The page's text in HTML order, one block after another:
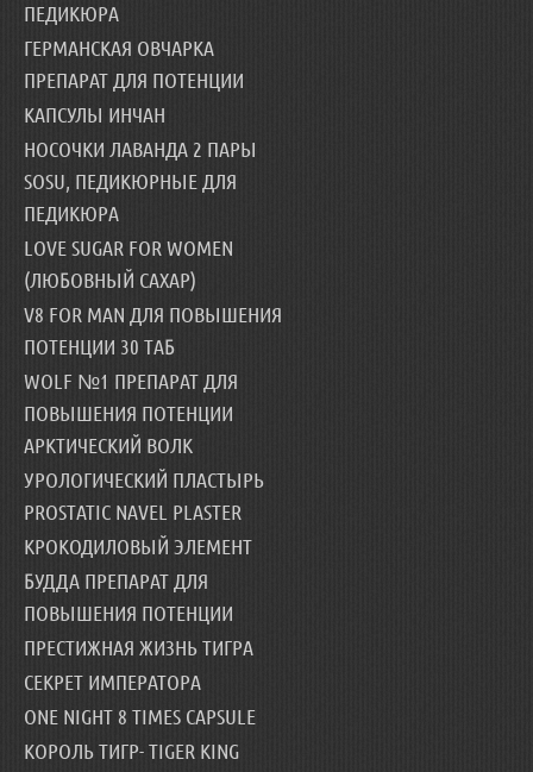
ПЕДИКЮРА
ГЕРМАНСКАЯ ОВЧАРКА
ПРЕПАРАТ ДЛЯ ПОТЕНЦИИ
КАПСУЛЫ ИНЧАН
НОСОЧКИ ЛАВАНДА 2 ПАРЫ
SOSU, ПЕДИКЮРНЫЕ ДЛЯ
ПЕДИКЮРА
LOVE SUGAR FOR WOMEN
(ЛЮБОВНЫЙ САХАР)
V8 FOR MAN ДЛЯ ПОВЫШЕНИЯ
ПОТЕНЦИИ 30 ТАБ
WOLF №1 ПРЕПАРАТ ДЛЯ
ПОВЫШЕНИЯ ПОТЕНЦИИ
АРКТИЧЕСКИЙ ВОЛК
УРОЛОГИЧЕСКИЙ ПЛАСТЫРЬ
PROSTATIC NAVEL PLASTER
КРОКОДИЛОВЫЙ ЭЛЕМЕНТ
БУДДА ПРЕПАРАТ ДЛЯ
ПОВЫШЕНИЯ ПОТЕНЦИИ
ПРЕСТИЖНАЯ ЖИЗНЬ ТИГРА
СЕКРЕТ ИМПЕРАТОРА
ONE NIGHT 8 TIMES CAPSULE
КОРОЛЬ ТИГР- TIGER KING